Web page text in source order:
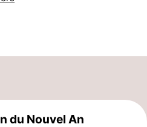
du Nouvel An